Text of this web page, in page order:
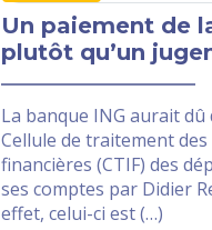
Un paiement de
plutôt qu’un
La banque ING aurait dû
Cellule de traitement
financières (CTIF) des
ses comptes par Didier
effet, celui-ci est (…)